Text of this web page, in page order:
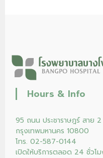
Hours & Info
95 ถนน ประชาราษฎร์ สาย
กรุงเทพมหานคร 10800
โทร. 02-587-0144
เปิดให้บริการตลอด 24 ชั่วโ